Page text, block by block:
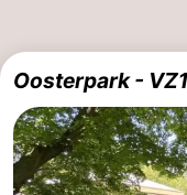
Oosterpark -